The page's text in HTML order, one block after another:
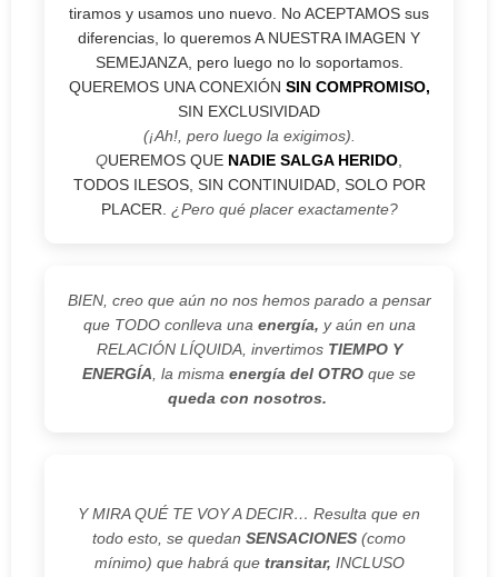
tiramos y usamos uno nuevo. No ACEPTAMOS sus
diferencias, lo queremos A NUESTRA IMAGEN Y
SEMEJANZA, pero luego no lo soportamos.
QUEREMOS UNA CONEXIÓN SIN COMPROMISO,
SIN EXCLUSIVIDAD
(¡Ah!, pero luego la exigimos).
QUEREMOS QUE NADIE SALGA HERIDO
TODOS ILESOS, SIN CONTINUIDAD, SOLO POR
PLACER.
¿Pero qué placer exactamente?
BIEN, creo que aún no nos hemos parado a pensar
que TODO conlleva una energía, y aún en una
RELACIÓN LÍQUIDA, invertimos TIEMPO Y
ENERGÍA , la misma energía del OTRO que se
queda con nosotros.
Y MIRA QUÉ TE VOY A DECIR… Resulta que en
todo esto, se quedan SENSACIONES (como
mínimo) que habrá que transitar, INCLUSO